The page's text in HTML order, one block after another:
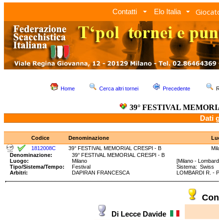
Contatti Elo Italia
Home Cerca altri tornei Precedente
39° FESTIVAL
Dati
Codice Denominazione
1812008C
39° FESTIVAL MEMORIAL CRESPI - B
Denominazione:
39° FESTIVAL MEMORIAL CRESPI - B
Luogo:
Milano
[Milano -
Tipo/Sistema/Tempo:
Festival
Sistema: Swiss
Arbitri:
DAPIRAN FRANCESCA LOMBARDI R. -
Di Lecce Davide